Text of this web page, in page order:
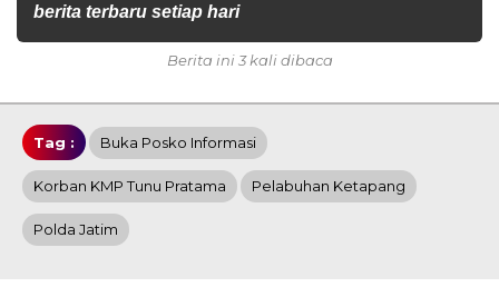
berita terbaru setiap hari
Berita ini 3 kali dibaca
Tag : Buka Posko Informasi
Korban KMP Tunu Pratama Pelabuhan Ketapang
Polda Jatim